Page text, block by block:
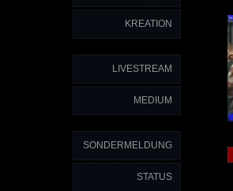
KREATION
LIVESTREAM
MEDIUM
SONDERMELDUNG
STATUS